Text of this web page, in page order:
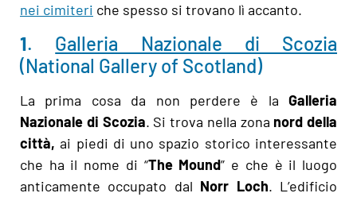
nei cimiteri che spesso si trovano lì accanto.
1. Galleria Nazionale di Scozia
(National Gallery of Scotland)
La prima cosa da non perdere è la Galleria
Nazionale di Scozia. Si trova nella zona nord della
città,ai piedi di uno spazio storico interessante
che ha il nome di “The Mound” e che è il luogo
anticamente occupato dal Norr Loch. L’edificio